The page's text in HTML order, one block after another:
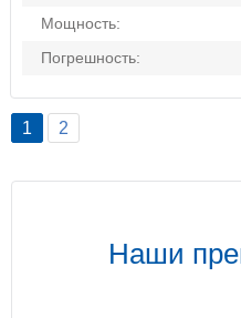
Мощность:
Погрешность:
1 2
Наши